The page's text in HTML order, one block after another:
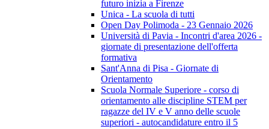
futuro inizia a Firenze
Unica - La scuola di tutti
Open Day Polimoda - 23 Gennaio 2026
Università di Pavia - Incontri d'area 2026 -
giornate di presentazione dell'offerta
formativa
Sant'Anna di Pisa - Giornate di
Orientamento
Scuola Normale Superiore - corso di
orientamento alle discipline STEM per
ragazze del IV e V anno delle scuole
superiori - autocandidature entro il 5